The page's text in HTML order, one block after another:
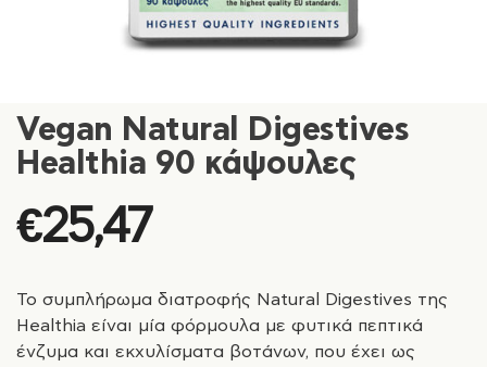
Vegan Natural Digestives
Healthia 90 κάψουλες
€25,47
Το συμπλήρωμα διατροφής Natural Digestives της
Healthia είναι μία φόρμουλα με φυτικά πεπτικά
ένζυμα και εκχυλίσματα βοτάνων, που έχει ως